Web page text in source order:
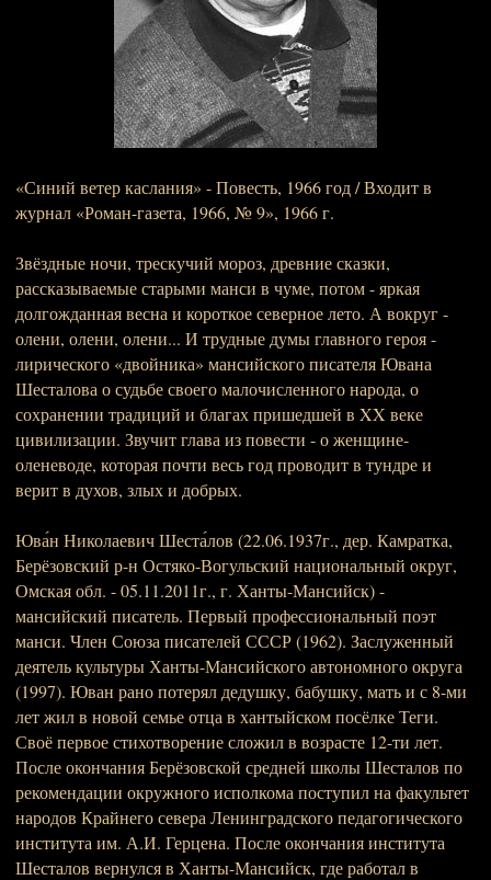
«Синий ветер каслания» - Повесть, 1966 год / Входит в
журнал «Роман-газета, 1966, № 9», 1966 г.
Звёздные ночи, трескучий мороз, древние сказки,
рассказываемые старыми манси в чуме, потом - яркая
долгожданная весна и короткое северное лето. А вокруг -
олени, олени, олени... И трудные думы главного героя -
лирического «двойника» мансийского писателя Ювана
Шесталова о судьбе своего малочисленного народа, о
сохранении традиций и благах пришедшей в XX веке
цивилизации. Звучит глава из повести - о женщине-
оленеводе, которая почти весь год проводит в тундре и
верит в духов, злых и добрых.
Юва́н Николаевич Шеста́лов (22.06.1937г., дер. Камратка,
Берёзовский р-н Остяко-Вогульский национальный округ,
Омская обл. - 05.11.2011г., г. Ханты-Мансийск) -
мансийский писатель. Первый профессиональный поэт
манси. Член Союза писателей СССР (1962). Заслуженный
деятель культуры Ханты-Мансийского автономного округа
(1997). Юван рано потерял дедушку, бабушку, мать и с 8-ми
лет жил в новой семье отца в хантыйском посёлке Теги.
Своё первое стихотворение сложил в возрасте 12-ти лет.
После окончания Берёзовской средней школы Шесталов по
рекомендации окружного исполкома поступил на факультет
народов Крайнего севера Ленинградского педагогического
института им. А.И. Герцена. После окончания института
Шесталов вернулся в Ханты-Мансийск, где работал в